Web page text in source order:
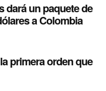
dará un paquete de
a Colombia
primera orden que